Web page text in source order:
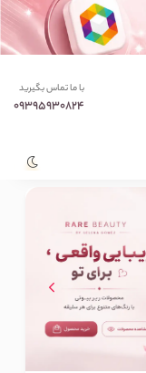
با ما تماس بگیرید
09395930824